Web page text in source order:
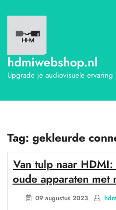
naar
inhoud
hdmiwebshop.nl
Upgrade je audiovisuele ervaring
Tag: gekleurde
Van tulp naar
oude apparaten met
09 augustus 2023